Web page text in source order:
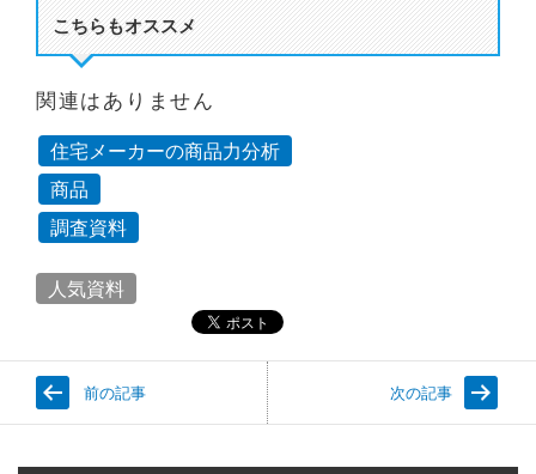
こちらもオススメ
関連はありません
住宅メーカーの商品力分析
商品
調査資料
人気資料
前の記事 次の記事